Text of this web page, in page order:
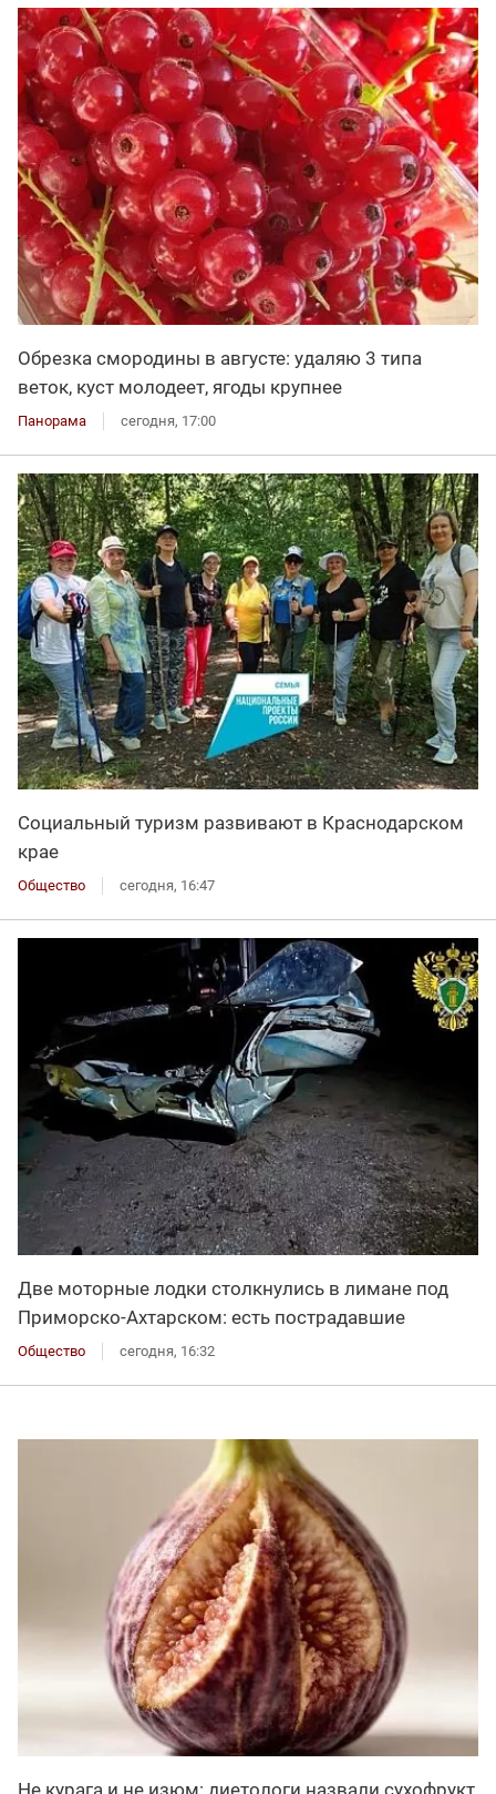
Обрезка смородины в августе: удаляю 3 типа
веток, куст молодеет, ягоды крупнее
Панорама сегодня, 17:00
Социальный туризм развивают в Краснодарском
крае
Общество сегодня, 16:47
Две моторные лодки столкнулись в лимане под
Приморско-Ахтарском: есть пострадавшие
Общество сегодня, 16:32
Не курага и не изюм: диетологи назвали сухофрукт,